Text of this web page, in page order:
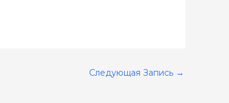
Следующая Запись →